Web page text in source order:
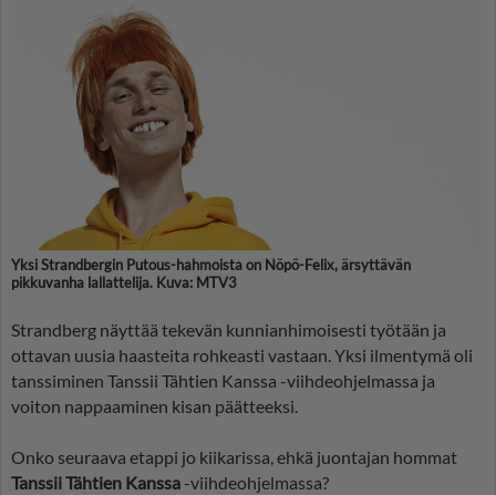
Yksi Strandbergin Putous-hahmoista on Nöpö-Felix, ärsyttävän
pikkuvanha lallattelija. Kuva: MTV3
Strandberg näyttää tekevän kunnianhimoisesti työtään ja
ottavan uusia haasteita rohkeasti vastaan. Yksi ilmentymä oli
tanssiminen Tanssii Tähtien Kanssa -viihdeohjelmassa ja
voiton nappaaminen kisan päätteeksi.
Onko seuraava etappi jo kiikarissa, ehkä juontajan hommat
Tanssii Tähtien Kanssa -viihdeohjelmassa?